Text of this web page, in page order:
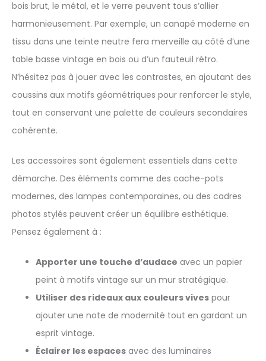
bois brut, le métal, et le verre peuvent tous s’allier
harmonieusement. Par exemple, un canapé moderne en
tissu dans une teinte neutre fera merveille au côté d’une
table basse vintage en bois ou d’un fauteuil rétro.
N’hésitez pas à jouer avec les contrastes, en ajoutant des
coussins aux motifs géométriques pour renforcer le style,
tout en conservant une palette de couleurs secondaires
cohérente.
Les accessoires sont également essentiels dans cette
démarche. Des éléments comme des cache-pots
modernes, des lampes contemporaines, ou des cadres
photos stylés peuvent créer un équilibre esthétique.
Pensez également à :
Apporter une touche d’audace avec un papier
peint à motifs vintage sur un mur stratégique.
Utiliser des rideaux aux couleurs vives pour
ajouter une note de modernité tout en gardant un
esprit vintage.
Éclairer les espaces avec des luminaires